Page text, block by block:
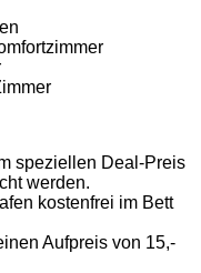
speziellen Deal-Preis
werden.
kostenfrei im Bett
Aufpreis von 15,-